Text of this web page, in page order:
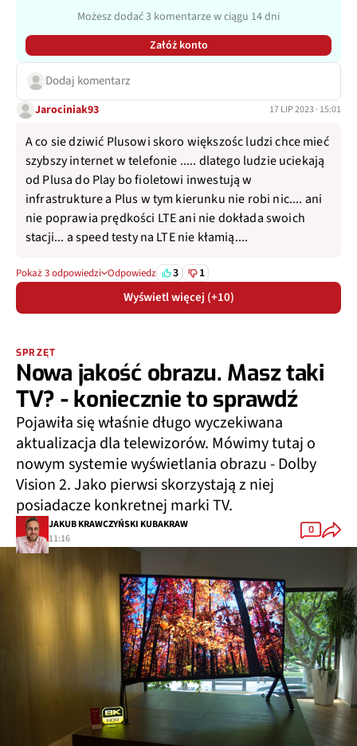
Możesz dodać 3 komentarze w ciągu 14 dni
Załóż konto
Dodaj komentarz
Jarociniak93 17 LIP 2023 · 15:01
A co sie dziwić Plusowi skoro większośc ludzi chce mieć
szybszy internet w telefonie ..... dlatego ludzie uciekają
od Plusa do Play bo fioletowi inwestują w
infrastrukture a Plus w tym kierunku nie robi nic.... ani
nie poprawia prędkości LTE ani nie dokłada swoich
stacji... a speed testy na LTE nie kłamią....
Pokaż 3 odpowiedzi Odpowiedz 3 1
Wyświetl więcej (+10)
SPRZĘT
Nowa jakość obrazu. Masz taki
TV? - koniecznie to sprawdź
Pojawiła się właśnie długo wyczekiwana
aktualizacja dla telewizorów. Mówimy tutaj o
nowym systemie wyświetlania obrazu - Dolby
Vision 2. Jako pierwsi skorzystają z niej
posiadacze konkretnej marki TV.
JAKUB KRAWCZYŃSKI KUBAKRAW
11:16
0